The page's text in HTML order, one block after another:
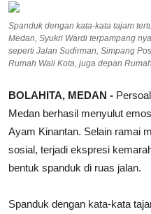
Spanduk dengan kata-kata tajam
Medan, Syukri Wardi terpampang
seperti Jalan Sudirman, Simpang
Rumah Wali Kota, juga depan
BOLAHITA, MEDAN -
Medan berhasil menyulut
Ayam Kinantan. Selain ramai
sosial, terjadi ekspresi
bentuk spanduk di ruas jalan.
Spanduk dengan kata-kata